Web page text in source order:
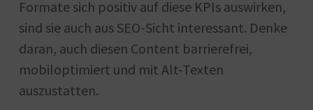
Formate sich positiv auf diese KPIs auswirken,
sind sie auch aus SEO-Sicht interessant. Denke
daran, auch diesen Content barrierefrei,
mobiloptimiert und mit Alt-Texten
auszustatten.